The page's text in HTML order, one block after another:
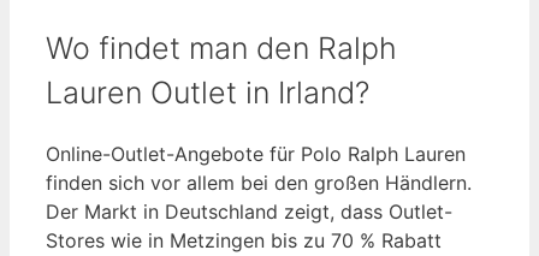
Wo findet man den Ralph
Lauren Outlet in Irland?
Online-Outlet-Angebote für Polo Ralph Lauren
finden sich vor allem bei den großen Händlern.
Der Markt in Deutschland zeigt, dass Outlet-
Stores wie in Metzingen bis zu 70 % Rabatt